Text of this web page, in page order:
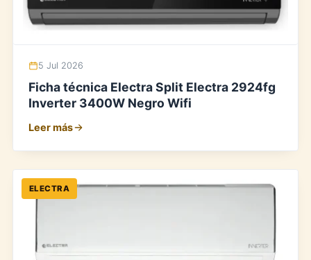
5 Jul 2026
Ficha técnica Electra Split Electra 2924fg
Inverter 3400W Negro Wifi
Leer más
ELECTRA